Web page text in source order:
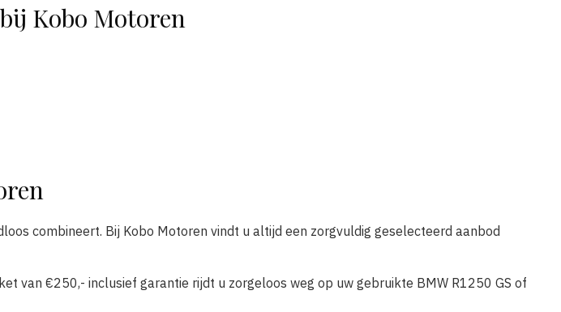
Kobo Motoren
combineert. Bij Kobo Motoren vindt u altijd een zorgvuldig geselecteerd aanbod
van €250,- inclusief garantie rijdt u zorgeloos weg op uw gebruikte BMW R1250 GS of